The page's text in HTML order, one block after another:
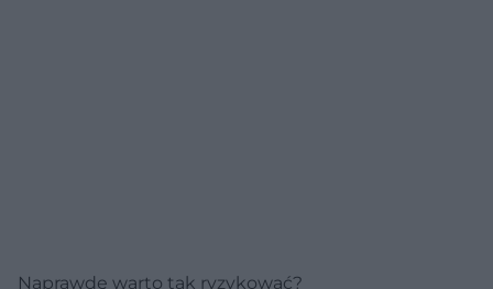
Naprawdę warto tak ryzykować?